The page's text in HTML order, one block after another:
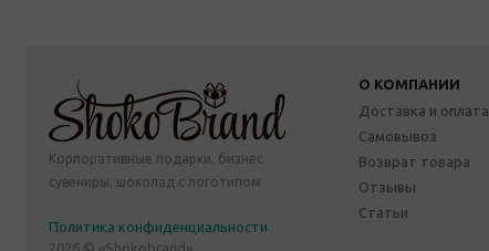
Корпоративные подарки, бизнес
сувениры, шоколад с логотипом
Политика конфиденциальности
2026 © «Shokobrand»
О КОМПАНИИ
Доставка и оплата
Самовывоз
Возврат товара
Отзывы
Статьи